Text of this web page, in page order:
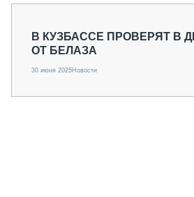
О ПРОЕКТЕ
В КУЗБАССЕ ПРОВЕРЯТ В
ОТ БЕЛАЗА
30 июня 2025Новости